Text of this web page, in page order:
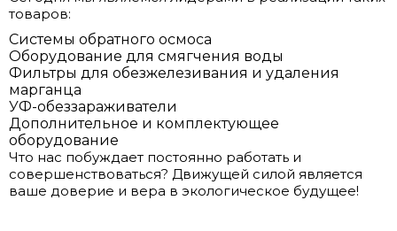
товаров:
Системы обратного осмоса
Оборудование для смягчения воды
Фильтры для обезжелезивания и удаления
марганца
УФ-обеззараживатели
Дополнительное и комплектующее
оборудование
Что нас побуждает постоянно работать и
совершенствоваться? Движущей силой является
ваше доверие и вера в экологическое будущее!